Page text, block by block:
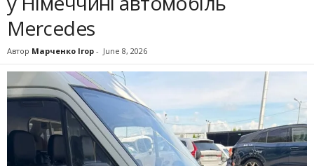
Mercedes
Автор Марченко Ігор - June 8, 2026